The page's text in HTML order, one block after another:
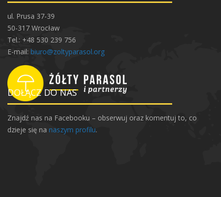
ul. Prusa 37-39
50-317 Wrocław
Tel.: +48 530 239 756
E-mail: biuro@zoltyparasol.org
DOŁĄCZ DO NAS
Znajdź nas na Facebooku – obserwuj oraz komentuj to, co
dzieje się na naszym profilu.